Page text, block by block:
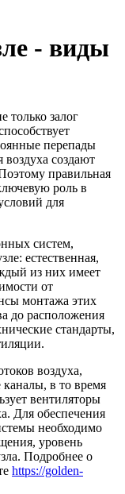
- виды
только залог
перепады
создают
правильная
роль в
для
систем,
естественная,
из них имеет
от
монтажа этих
до расположения
стандарты,
воздуха,
каналы, в то время
вентиляторы
Для обеспечения
необходимо
уровень
Подробнее о
https://golden-